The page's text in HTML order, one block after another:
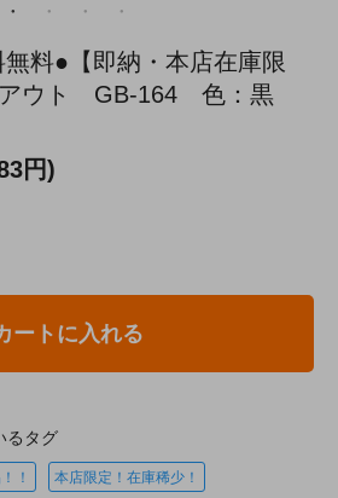
料●【即納・本店在庫限
アウト GB-164 色：黒
円)
ートに入れる
るタグ
！ 本店限定！在庫稀少！